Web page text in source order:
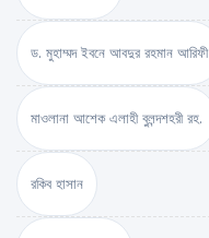
ড. মুহাম্মদ ইবনে আবদুর রহমান আরিফী
মাওলানা আশেক এলাহী বুলন্দশহরী রহ.
রকিব হাসান